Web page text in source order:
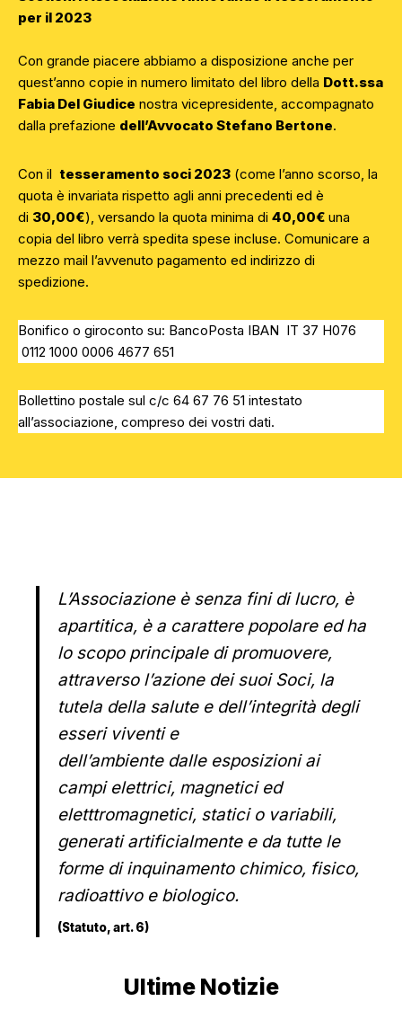
per il 2023
Con grande piacere abbiamo a disposizione anche per
quest’anno copie in numero limitato del libro della Dott.ssa
Fabia Del Giudice nostra vicepresidente, accompagnato
dalla prefazione dell’Avvocato Stefano Bertone.
Con il tesseramento soci 2023 (come l’anno scorso, la
quota è invariata rispetto agli anni precedenti ed è
di 30,00€), versando la quota minima di 40,00€ una
copia del libro verrà spedita spese incluse. Comunicare a
mezzo mail l’avvenuto pagamento ed indirizzo di
spedizione.
Bonifico o giroconto su: BancoPosta IBAN IT 37 H076
0112 1000 0006 4677 651
Bollettino postale sul c/c 64 67 76 51 intestato
all’associazione, compreso dei vostri dati.
L’Associazione è senza fini di lucro, è
apartitica, è a carattere popolare ed ha
lo scopo principale di promuovere,
attraverso l’azione dei suoi Soci, la
tutela della salute e dell’integrità degli
esseri viventi e
dell’ambiente dalle esposizioni ai
campi elettrici, magnetici ed
eletttromagnetici, statici o variabili,
generati artificialmente e da tutte le
forme di inquinamento chimico, fisico,
radioattivo e biologico.
(Statuto, art. 6)
Ultime Notizie